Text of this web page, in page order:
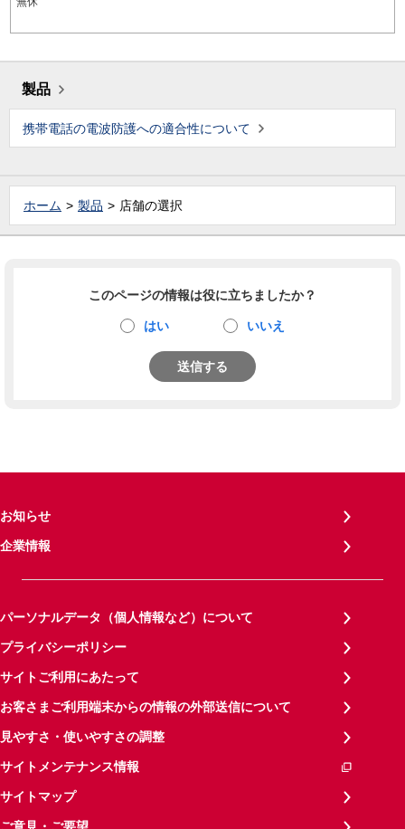
製品
携帯電話の電波防護への適合性について
ホーム 製品 店舗の選択
このページの情報は役に立ちましたか？
はい いいえ
送信する
お知らせ
企業情報
パーソナルデータ（個人情報など）について
プライバシーポリシー
サイトご利用にあたって
お客さまご利用端末からの情報の外部送信について
見やすさ・使いやすさの調整
サイトメンテナンス情報
サイトマップ